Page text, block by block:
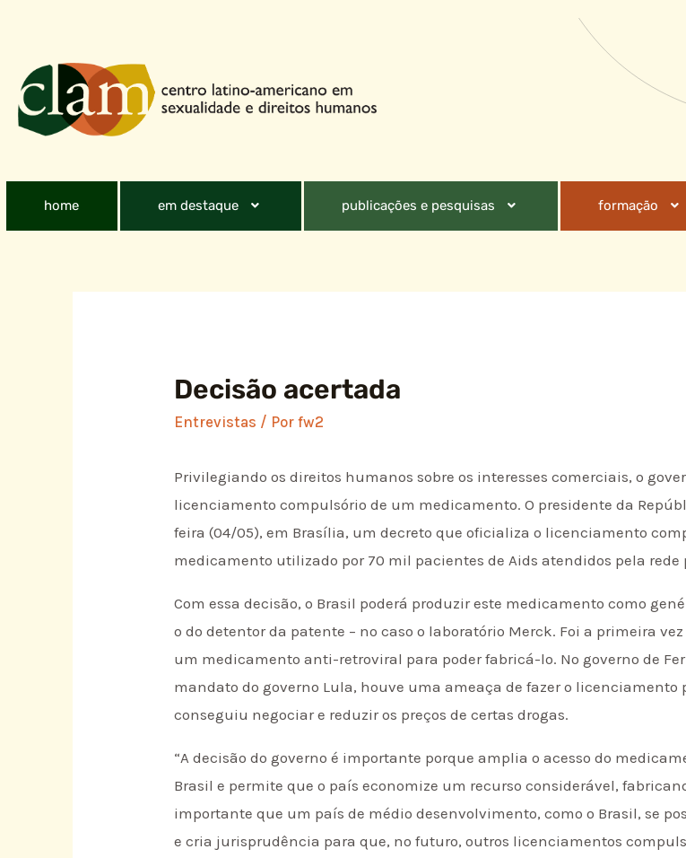
home em destaque publicações e pesquisas formação
Decisão acertada
Entrevistas / Porfw2
Privilegiando os direitos humanos sobre os interesses comerciais, o
licenciamento compulsório de um medicamento. O presidente da
feira (04/05), em Brasília, um decreto que oficializa o licenciamento
medicamento utilizado por 70 mil pacientes de Aids atendidos pela
Com essa decisão, o Brasil poderá produzir este medicamento como
o do detentor da patente – no caso o laboratório Merck. Foi a primeira
um medicamento anti-retroviral para poder fabricá-lo. No governo de
mandato do governo Lula, houve uma ameaça de fazer o licenciamento
conseguiu negociar e reduzir os preços de certas drogas.
“A decisão do governo é importante porque amplia o acesso do
Brasil e permite que o país economize um recurso considerável,
importante que um país de médio desenvolvimento, como o Brasil, se
e cria jurisprudência para que, no futuro, outros licenciamentos